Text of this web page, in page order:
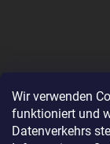
Wir verwenden
funktioniert und
Datenverkehrs